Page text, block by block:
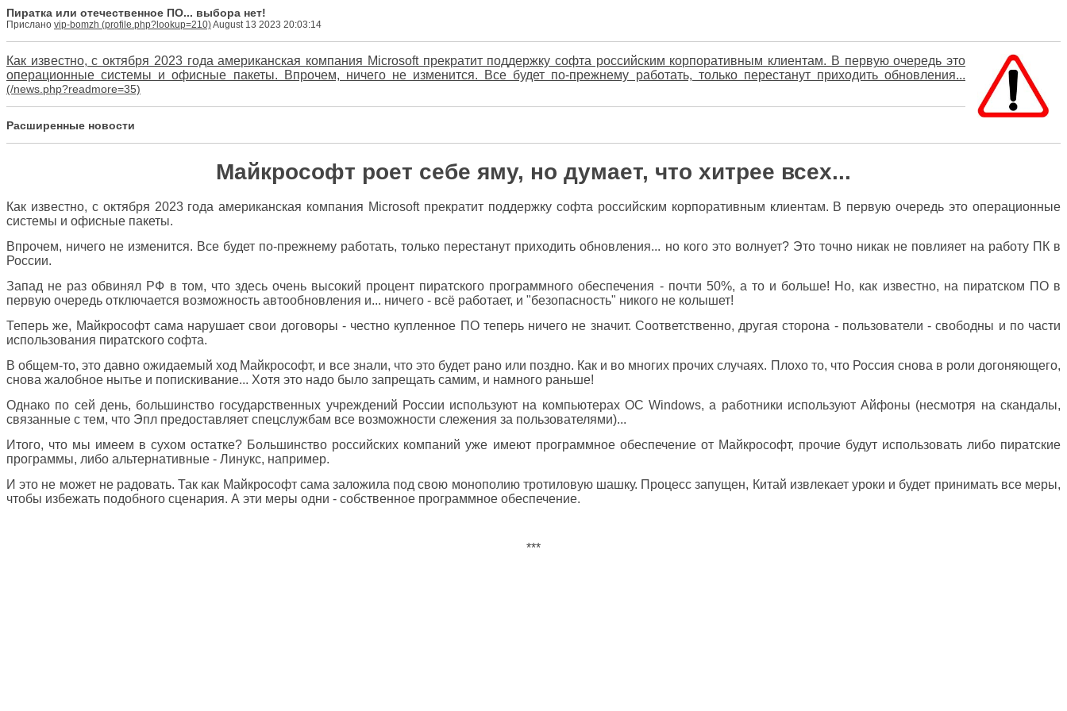
Пиратка или отечественное ПО... выбора нет!
Прислано vip-bomzh August 13 2023 20:03:14
Как известно, с октября 2023 года американская компания Microsoft прекратит поддержку софта российским корпоративным клиентам. В первую очередь это
операционные системы и офисные пакеты. Впрочем, ничего не изменится. Все будет по-прежнему работать, только перестанут приходить обновления...
Расширенные новости
Майкрософт роет себе яму, но думает, что хитрее всех...
Как известно, с октября 2023 года американская компания Microsoft прекратит поддержку софта российским корпоративным клиентам. В первую очередь это операционные
системы и офисные пакеты.
Впрочем, ничего не изменится. Все будет по-прежнему работать, только перестанут приходить обновления... но кого это волнует? Это точно никак не повлияет на работу ПК в
России.
Запад не раз обвинял РФ в том, что здесь очень высокий процент пиратского программного обеспечения - почти 50%, а то и больше! Но, как известно, на пиратском ПО в
первую очередь отключается возможность автообновления и... ничего - всё работает, и "безопасность" никого не колышет!
Теперь же, Майкрософт сама нарушает свои договоры - честно купленное ПО теперь ничего не значит. Соответственно, другая сторона - пользователи - свободны и по части
использования пиратского софта.
В общем-то, это давно ожидаемый ход Майкрософт, и все знали, что это будет рано или поздно. Как и во многих прочих случаях. Плохо то, что Россия снова в роли догоняющего,
снова жалобное нытье и попискивание... Хотя это надо было запрещать самим, и намного раньше!
Однако по сей день, большинство государственных учреждений России используют на компьютерах ОС Windows, а работники используют Айфоны (несмотря на скандалы,
связанные с тем, что Эпл предоставляет спецслужбам все возможности слежения за пользователями)...
Итого, что мы имеем в сухом остатке? Большинство российских компаний уже имеют программное обеспечение от Майкрософт, прочие будут использовать либо пиратские
программы, либо альтернативные - Линукс, например.
И это не может не радовать. Так как Майкрософт сама заложила под свою монополию тротиловую шашку. Процесс запущен, Китай извлекает уроки и будет принимать все меры,
чтобы избежать подобного сценария. А эти меры одни - собственное программное обеспечение.
***